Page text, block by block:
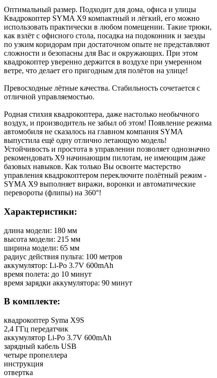
Оптимальный размер. Подходит для дома, офиса и улицы
Квадрокоптер SYMA X9 компактный и лёгкий, его можно
использовать практически в любом помещении. Такие трюки,
как взлёт с офисного стола, посадка на подоконник и заезды
по узким коридорам при достаточном опыте не представляют
сложности и безопасны для Вас и окружающих. При этом
квадрокоптер уверенно держится в воздухе при умеренном
ветре, что делает его пригодным для полётов на улице!
Превосходные лётные качества. Стабильность сочетается с
отличной управляемостью.
Родная стихия квадрокоптера, даже настолько необычного
воздух, и производитель не забыл об этом! Появление режима
автомобиля не сказалось на главном компания SYMA
выпустила ещё одну отлично летающую модель!
Устойчивость и простота в управлении позволяет однозначно
рекомендовать X9 начинающим пилотам, не имеющим даже
базовых навыков. Как только Вы освоите мастерство
управления квадрокоптером переключите полётный режим -
SYMA X9 выполняет виражи, воронки и автоматические
перевороты (флипы) на 360°!
Характеристики:
длина модели: 180 мм
высота модели: 215 мм
ширина модели: 65 мм
радиус действия пульта: 100 метров
аккумулятор: Li-Po 3.7V 600mAh
время полета: до 10 минут
время зарядки аккумулятора: 90 минут
В комплекте:
квадрокоптер Syma X9S
2,4 ГГц передатчик
аккумулятор Li-Po 3.7V 600mAh
зарядный кабель USB
четыре пропеллера
инструкция
отвертка